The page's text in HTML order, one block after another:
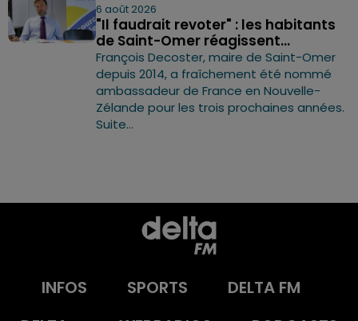
6 août 2026
"Il faudrait revoter" : les habitants
de Saint-Omer réagissent...
François Decoster, maire de Saint-Omer
depuis 2014, a fraîchement été nommé
ambassadeur de France en Nouvelle-
Zélande pour les trois prochaines années.
Suite...
INFOS SPORTS
DELTA FM